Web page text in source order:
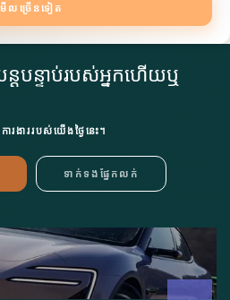
ើលច្រើនទៀត
ន្តបន្ទាប់របស់អ្នកហើយឬ
ងាររបស់យើងថ្ងៃនេះ។
ទាក់ទងផ្នែកលក់